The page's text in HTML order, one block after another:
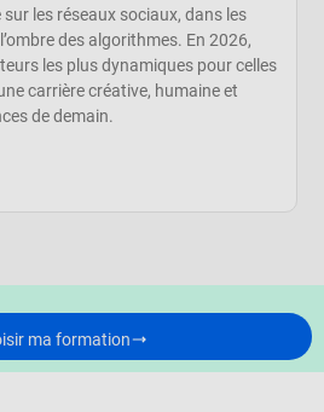
sur les réseaux sociaux, dans les
des algorithmes. En 2026,
les plus dynamiques pour celles
carrière créative, humaine et
de demain.
ma formation